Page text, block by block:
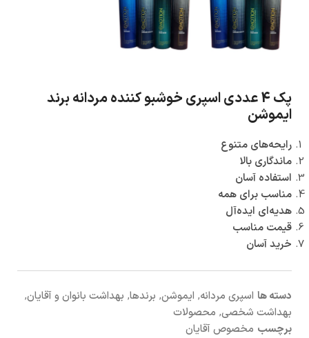
پک 4 عددی اسپری خوشبو کننده مردانه برند
ایموشن
رایحه‌های متنوع
ماندگاری بالا
استفاده آسان
مناسب برای همه
هدیه‌ای ایده‌آل
قیمت مناسب
خرید آسان
دسته ها اسپری مردانه, ایموشن, برندها, بهداشت بانوان و آقایان,
بهداشت شخصی, محصولات
برچسب مخصوص آقایان